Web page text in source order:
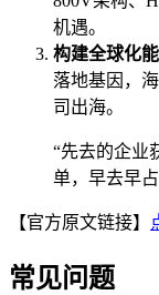
机遇。
构建全球化
落地基因，
司出海。
“先去的企业
单，早去早
【官方原文链接】
常见问题